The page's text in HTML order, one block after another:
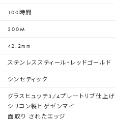
100時間
300M
42.2mm
ステンレススティール・レッドゴールド
シンセティック
グラスヒュッテ3/4プレートリブ仕上げ
シリコン製ヒゲゼンマイ
面取り されたエッジ